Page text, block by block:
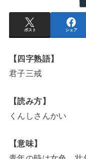
ポスト シェア
【四字熟語】
君子三戒
【読み方】
くんしさんかい
【意味】